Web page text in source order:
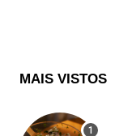
MAIS VISTOS